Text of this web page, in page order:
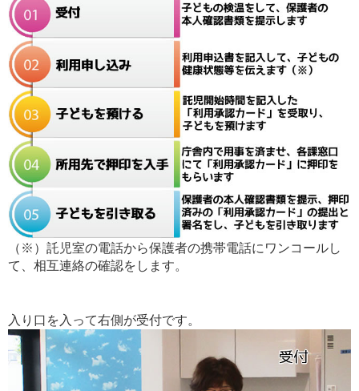
（※）託児室の電話から保護者の携帯電話にワンコールし
て、相互連絡の確認をします。
入り口を入って右側が受付です。